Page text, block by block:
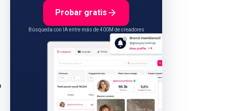
Probar gratis
Búsqueda con IA entre más de 400M de creadores